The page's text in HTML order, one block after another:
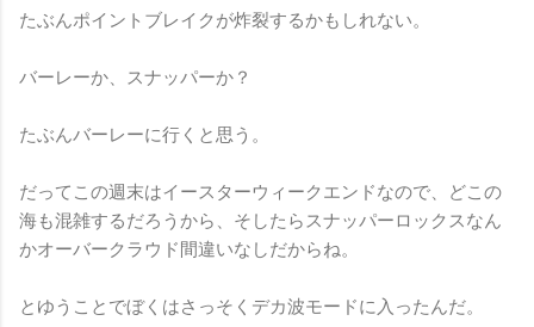
たぶんポイントブレイクが炸裂するかもしれない。
バーレーか、スナッパーか？
たぶんバーレーに行くと思う。
だってこの週末はイースターウィークエンドなので、どこの
海も混雑するだろうから、そしたらスナッパーロックスなん
かオーバークラウド間違いなしだからね。
とゆうことでぼくはさっそくデカ波モードに入ったんだ。